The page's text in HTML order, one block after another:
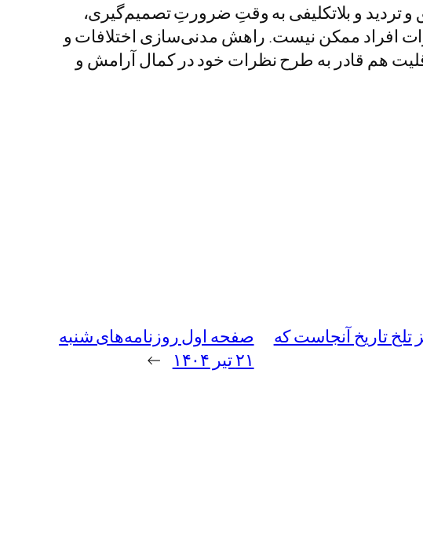
تردید و بلاتکلیفی به وقتِ ضرورتِ تصمیم‌گیری،
افراد ممکن نیست. راهش مدنی‌سازی اختلافات و
هم قادر به طرح نظرات خود در کمال آرامش و
تاریخ آنجاست که
صفحه اول روزنامه‌های شنبه
۲۱ تیر ۱۴۰۴
→